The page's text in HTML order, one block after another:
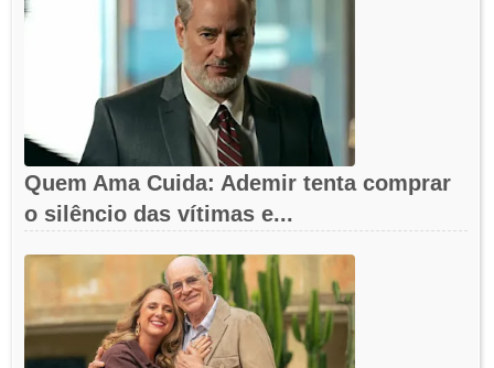
Quem Ama Cuida: Ademir tenta comprar
o silêncio das vítimas e...